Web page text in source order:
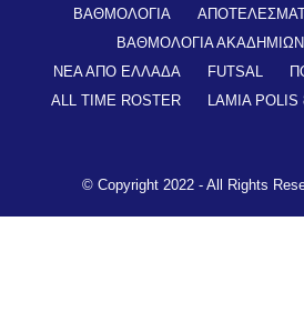
ΒΑΘΜΟΛΟΓΙΑ
ΒΑΘΜΟΛΟΓΙΑ ΑΚΑΔΗΜΙΩΝ
ΝΕΑ ΑΠΟ ΕΛΛΑΔΑ
FUTSAL
ALL TIME ROSTER
LAMIA
© Copyright 2022 - All Rights